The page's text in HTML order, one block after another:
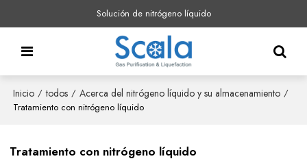
Solución de nitrógeno líquido
Inicio / todos / Acerca del nitrógeno líquido y su almacenamiento /
Tratamiento con nitrógeno líquido
Tratamiento con nitrógeno líquido